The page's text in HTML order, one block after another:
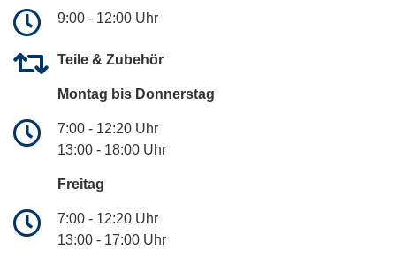
9:00 - 12:00 Uhr
Teile & Zubehör
Montag bis Donnerstag
7:00 - 12:20 Uhr
13:00 - 18:00 Uhr
Freitag
7:00 - 12:20 Uhr
13:00 - 17:00 Uhr